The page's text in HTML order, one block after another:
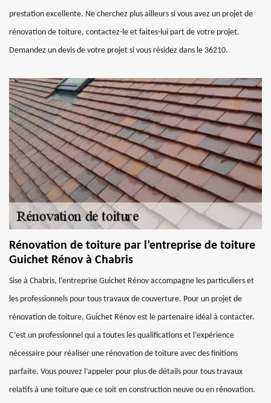
prestation excellente. Ne cherchez plus ailleurs si vous avez un projet de
rénovation de toiture, contactez-le et faites-lui part de votre projet.
Demandez un devis de votre projet si vous résidez dans le 36210.
Rénovation de toiture par l’entreprise de toiture
Guichet Rénov à Chabris
Sise à Chabris, l’entreprise Guichet Rénov accompagne les particuliers et
les professionnels pour tous travaux de couverture. Pour un projet de
rénovation de toiture, Guichet Rénov est le partenaire idéal à contacter.
C’est un professionnel qui a toutes les qualifications et l’expérience
nécessaire pour réaliser une rénovation de toiture avec des finitions
parfaite. Vous pouvez l’appeler pour plus de détails pour tous travaux
relatifs à une toiture que ce soit en construction neuve ou en rénovation.